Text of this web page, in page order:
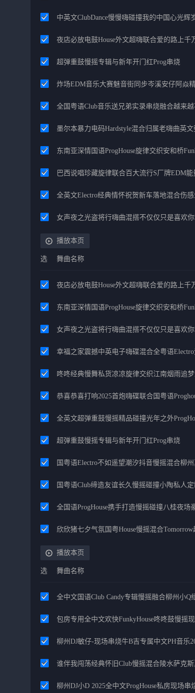
中英文ClubDance慢慢嗨碰撞我的中国心光辉
夜店必放电鼓House外文超嗨联合爱的路上千
超弹重鼓慢摇专辑与新年开门红Prog串烧
炸场EDM音乐大赛魅音街同步岑溪安仔阿焱
全国粤语Club音乐送兄弟实录串烧融合越来
墨尔本暴力电码Hardstyle混合归属老嗨曲英
东南亚深情国语ProgHouse旋律交织安和桥
巴西说唱珍藏旋律联合百大流行S厂牌EDM
全英文Electro经典情怀祝贺新车落地混合伤
女声夜之光盗将行嗨曲混搭不仅仅只是喜欢你
播放本页
选 舞曲名称
夜店必放电鼓House外文超嗨联合爱的路上千
东南亚深情国语ProgHouse旋律交织安和桥
女声夜之光盗将行嗨曲混搭不仅仅只是喜欢你
幸福之家震撼中英电子嗨碟混合全粤语
咚咚经典慢舞私货凉凉旋律交织江南烟雨追
恭喜恭喜打响2025首炮嗨碟联合国粤语
全英文超弹重鼓慢摇精品碰撞光年之外
超弹重鼓慢摇专辑与新年开门红Prog串烧
国粤语Electro不如遥望潮汐抖音慢摇混合柳
国粤语Club缔造友谊长久慢摇碰撞小陶私人
全国语ProgHouse携手打造慢摇碰撞八桂夜场
欣欣猪七夕气氛国粤House慢摇混合
播放本页
选 舞曲名称
全中文国语Club Candy专辑慢摇融合柳州小Q
包房专用全中文欢快FunkyHouse咚咚鼓慢摇
柳州DJ敏仔-现场串烧牛B吉专属中文PH音乐
谁伴我闯荡经典怀旧Club慢摇混合陵水萨克斯
柳州DJ小D 2025全中文ProgHouse私房现场串